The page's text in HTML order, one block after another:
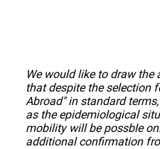
We would like to draw
that despite the selection
Abroad" in standard
as the epidemiological
mobility will be possble
additional confirmation